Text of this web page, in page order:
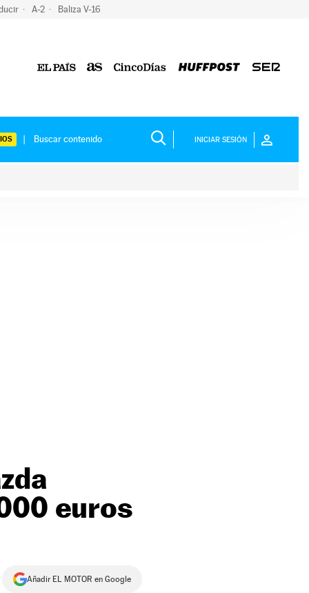
A-2 Baliza V-16
INICIAR SESIÓN
euros
Añadir EL MOTOR en Google